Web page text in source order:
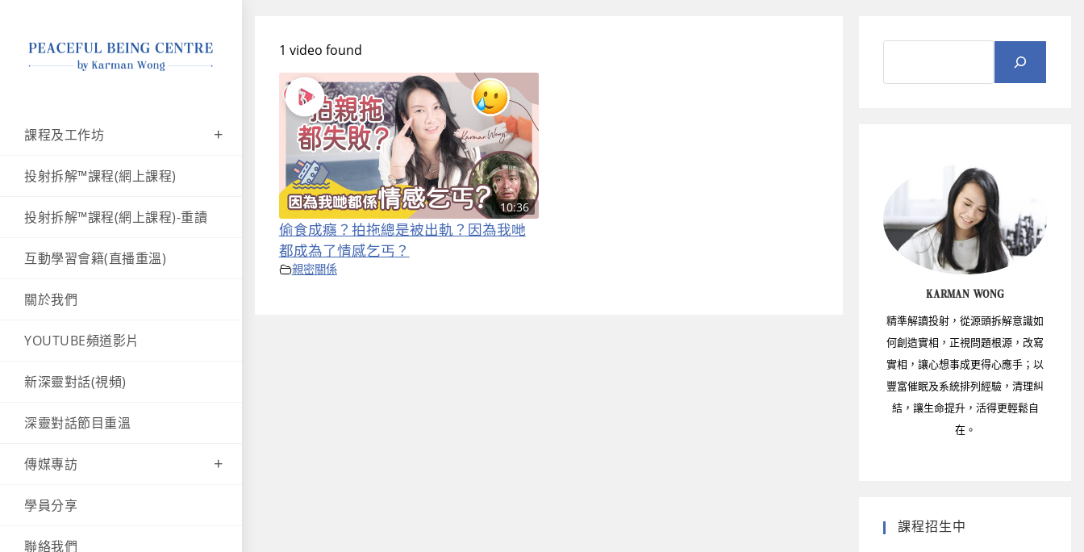
課程及工作坊
投射拆解™課程(網上課程)
投射拆解™課程(網上課程)-重讀
互動學習會籍(直播重溫)
關於我們
YOUTUBE頻道影片
新深靈對話(視頻)
深靈對話節目重溫
傳媒專訪
學員分享
聯絡我們
1 video found
10:36
偷食成癮？拍拖總是被出軌？因為我哋
都成為了情感乞丐？
親密關係
KARMAN WONG
精準解讀投射，從源頭拆解意識如
何創造實相，正視問題根源，改寫
實相，讓心想事成更得心應手；以
豐富催眠及系統排列經驗，清理糾
結，讓生命提升，活得更輕鬆自
在。
課程招生中